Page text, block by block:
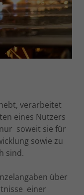
verarbeitet
eines Nutzers
soweit sie für
sowie zu
sind.
über
einer